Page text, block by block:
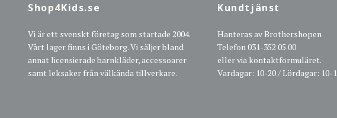
Shop4Kids.se
Vi är ett svenskt företag som startade 2004.
Vårt lager finns i Göteborg. Vi säljer bland
annat licensierade barnkläder, accessoarer
samt leksaker från välkända tillverkare.
Kundtjänst
Hanteras av Brothershopen
Telefon 031-352 05 00
eller via kontaktformuläret.
Vardagar: 10-20 / Lördagar: 10-